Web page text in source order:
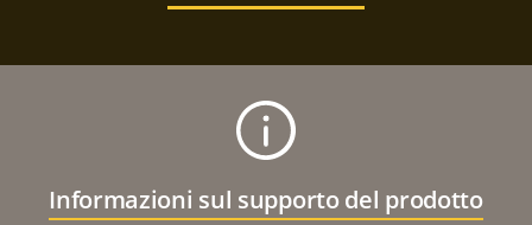
Informazioni sul supporto del prodotto